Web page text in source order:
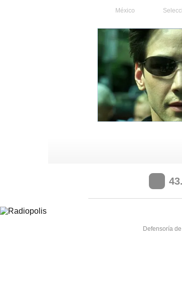
México
Gerardo Martino
Defensoría